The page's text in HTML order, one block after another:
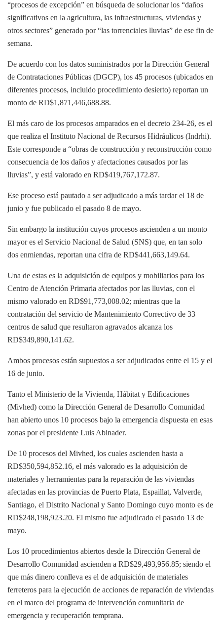
“procesos de excepción” en búsqueda de solucionar los “daños
significativos en la agricultura, las infraestructuras, viviendas y
otros sectores” generado por “las torrenciales lluvias” de ese fin de
semana.
De acuerdo con los datos suministrados por la Dirección General
de Contrataciones Públicas (DGCP), los 45 procesos (ubicados en
diferentes procesos, incluido procedimiento desierto) reportan un
monto de RD$1,871,446,688.88.
El más caro de los procesos amparados en el decreto 234-26, es el
que realiza el Instituto Nacional de Recursos Hidráulicos (Indrhi).
Este corresponde a “obras de construcción y reconstrucción como
consecuencia de los daños y afectaciones causados por las
lluvias”, y está valorado en RD$419,767,172.87.
Ese proceso está pautado a ser adjudicado a más tardar el 18 de
junio y fue publicado el pasado 8 de mayo.
Sin embargo la institución cuyos procesos ascienden a un monto
mayor es el Servicio Nacional de Salud (SNS) que, en tan solo
dos enmiendas, reportan una cifra de RD$441,663,149.64.
Una de estas es la adquisición de equipos y mobiliarios para los
Centro de Atención Primaria afectados por las lluvias, con el
mismo valorado en RD$91,773,008.02; mientras que la
contratación del servicio de Mantenimiento Correctivo de 33
centros de salud que resultaron agravados alcanza los
RD$349,890,141.62.
Ambos procesos están supuestos a ser adjudicados entre el 15 y el
16 de junio.
Tanto el Ministerio de la Vivienda, Hábitat y Edificaciones
(Mivhed) como la Dirección General de Desarrollo Comunidad
han abierto unos 10 procesos bajo la emergencia dispuesta en esas
zonas por el presidente Luis Abinader.
De 10 procesos del Mivhed, los cuales ascienden hasta a
RD$350,594,852.16, el más valorado es la adquisición de
materiales y herramientas para la reparación de las viviendas
afectadas en las provincias de Puerto Plata, Espaillat, Valverde,
Santiago, el Distrito Nacional y Santo Domingo cuyo monto es de
RD$248,198,923.20. El mismo fue adjudicado el pasado 13 de
mayo.
Los 10 procedimientos abiertos desde la Dirección General de
Desarrollo Comunidad ascienden a RD$29,493,956.85; siendo el
que más dinero conlleva es el de adquisición de materiales
ferreteros para la ejecución de acciones de reparación de viviendas
en el marco del programa de intervención comunitaria de
emergencia y recuperación temprana.